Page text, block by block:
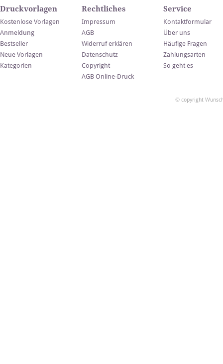
Druckvorlagen
Kostenlose Vorlagen
Anmeldung
Bestseller
Neue Vorlagen
Kategorien
Rechtliches
Impressum
AGB
Widerruf erklären
Datenschutz
Copyright
AGB Online-Druck
Service
Kontaktformular
Über uns
Häufige Fragen
Zahlungsarten
So geht es
© copyright